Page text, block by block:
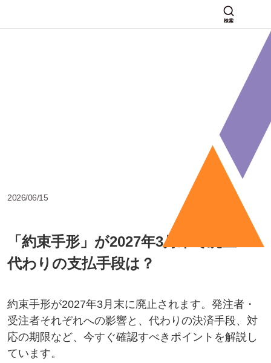
検索
2026/06/15
「約束手形」が2027年3月末で廃止！
代わりの支払手段は？
約束手形が2027年3月末に廃止されます。発注者・
受注者それぞれへの影響と、代わりの決済手段、対
応の期限など、今すぐ確認すべきポイントを解説し
ています。